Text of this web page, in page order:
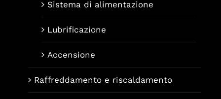
Sistema di alimentazione
Lubrificazione
Accensione
Raffreddamento e riscaldamento